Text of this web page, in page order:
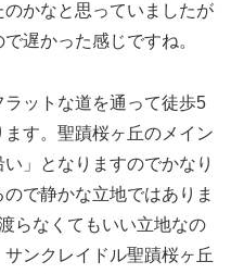
かなと思っていましたが
遅かった感じですね。
ットな道を通って徒歩5
す。聖蹟桜ヶ丘のメイン
」となりますのでかなり
で静かな立地ではありま
らなくてもいい立地なの
ンクレイドル聖蹟桜ヶ丘